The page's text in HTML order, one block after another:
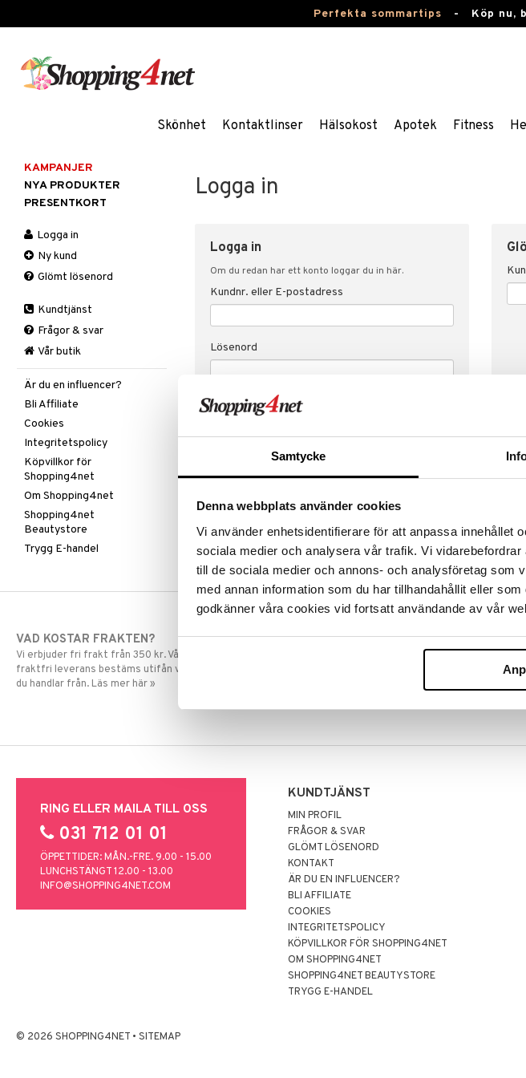
Samtycke
Denna webbplats använder cookies
Vi använder enhetsidentifierare för att anpassa innehållet
sociala medier och analysera vår trafik. Vi
till de sociala medier och annons- och analysföretag som
med annan information som du har tillhandahållit eller
godkänner våra cookies vid fortsatt användande av vår
Perfekta sommartips - Köp nu,
Skönhet Kontaktlinser Hälsokost Apotek Fitness
Logga in
Logga in
Om du redan har ett konto loggar du in här.
Kundnr. eller E-postadress
Lösenord
KAMPANJER
NYA PRODUKTER
PRESENTKORT
Logga in
Ny kund
Glömt lösenord
Kundtjänst
Frågor & svar
Vår butik
Är du en influencer?
Bli Affiliate
Cookies
Integritetspolicy
Köpvillkor för
Shopping4net
Om Shopping4net
Shopping4net
Beautystore
Trygg E-handel
VAD KOSTAR FRAKTEN?
Vi erbjuder fri frakt från 350 kr. Vår gräns för
fraktfri leverans bestäms utifån vilken avdelning
du handlar från. Läs mer här »
SNABBA LEVERANSER
Beställningar lagda före 14:00 (gäller varor i lager)
RING ELLER MAILA TILL OSS
031 712 01 01
ÖPPETTIDER: MÅN.-FRE. 9.00 - 15.00
LUNCHSTÄNGT 12.00 - 13.00
INFO@SHOPPING4NET.COM
KUNDTJÄNST
MIN PROFIL
FRÅGOR & SVAR
GLÖMT LÖSENORD
KONTAKT
ÄR DU EN INFLUENCER?
BLI AFFILIATE
COOKIES
INTEGRITETSPOLICY
KÖPVILLKOR FÖR SHOPPING4NET
OM SHOPPING4NET
SHOPPING4NET BEAUTYSTORE
TRYGG E-HANDEL
© 2026 SHOPPING4NET • SITEMAP